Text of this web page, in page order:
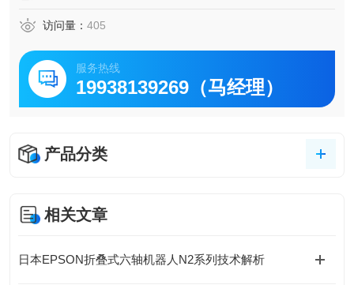
访问量： 405
服务热线
19938139269（马经理）
产品分类
相关文章
日本EPSON折叠式六轴机器人N2系列技术解析